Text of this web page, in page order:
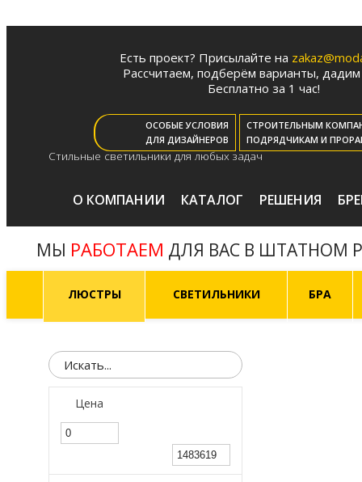
Есть проект? Присылайте на
Рассчитаем, подберём варианты, дадим
Бесплатно за 1 час!
ОСОБЫЕ УСЛОВИЯ
ДЛЯ ДИЗАЙНЕРОВ
СТРОИТЕЛЬНЫМ
ПОДРЯДЧИКАМ И
Стильные светильники для любых задач
О КОМПАНИИ КАТАЛОГ РЕШЕНИЯ
МЫ РАБОТАЕМ ДЛЯ ВАС В ШТАТНОМ
ЛЮСТРЫ СВЕТИЛЬНИКИ БРА
Цена